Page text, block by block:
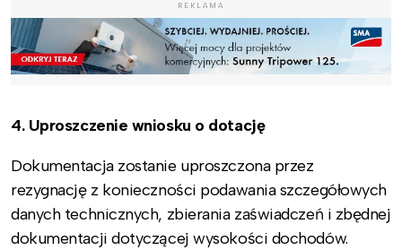
REKLAMA
4. Uproszczenie wniosku o dotację
Dokumentacja zostanie uproszczona przez
rezygnację z konieczności podawania szczegółowych
danych technicznych, zbierania zaświadczeń i zbędnej
dokumentacji dotyczącej wysokości dochodów.